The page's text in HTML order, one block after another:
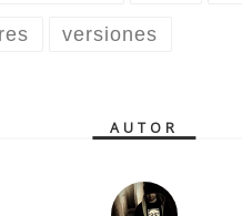
versiones
AUTOR